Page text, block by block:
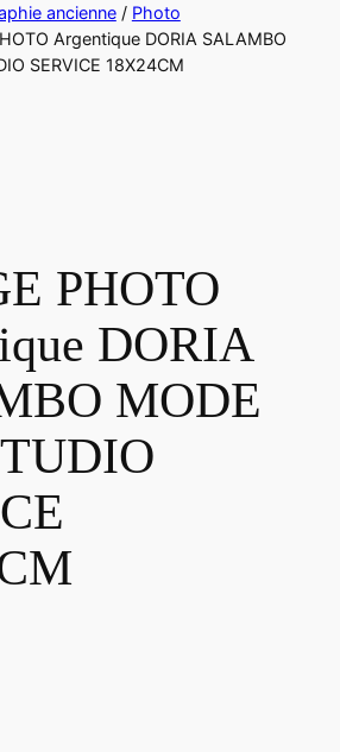
ancienne/ Photo
Argentique DORIA SALAMBO
SERVICE 18X24CM
PHOTO
DORIA
MODE